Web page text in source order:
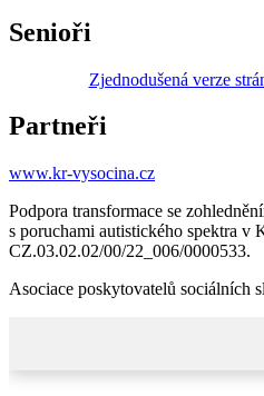
Senioři
Zjednodušená verze
Partneři
www.kr-vysocina.cz
Podpora transformace se
s poruchami autistického spektra v
CZ.03.02.02/00/22_006/0000533.
Asociace poskytovatelů sociálních